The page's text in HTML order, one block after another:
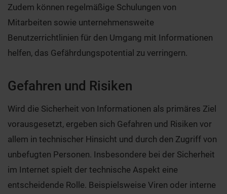
Zudem können regelmäßige Schulungen von
Mitarbeiten sowie unternehmensweite
Benutzerrichtlinien für den Umgang mit Informationen
helfen, das Gefährdungspotential zu verringern.
Gefahren und Risiken
Wird die Sicherheit von Informationen als primäres Ziel
vorausgesetzt, ergeben sich Gefahren und Risiken vor
allem in technischer Hinsicht und durch den Zugriff von
unbefugten Personen. Insbesondere bei der Sicherheit
im Internet spielt der technische Aspekt eine
entscheidende Rolle. Beispielsweise Viren oder interne